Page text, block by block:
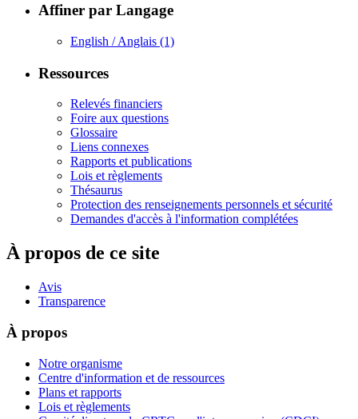
Affiner par Langage
English / Anglais (1)
Ressources
Relevés financiers
Foire aux questions
Glossaire
Liens connexes
Rapports et publications
Lois et règlements
Thésaurus
Protection des renseignements personnels et sécurité
Demandes d'accès à l'information complétées
À propos de ce site
Avis
Transparence
À propos
Notre organisme
Centre d'information et de ressources
Plans et rapports
Lois et règlements